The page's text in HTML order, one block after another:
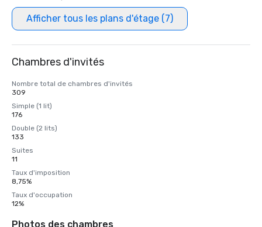
Afficher tous les plans d'étage (7)
Chambres d'invités
Nombre total de chambres d'invités
309
Simple (1 lit)
176
Double (2 lits)
133
Suites
11
Taux d'imposition
8,75%
Taux d'occupation
12%
Photos des chambres